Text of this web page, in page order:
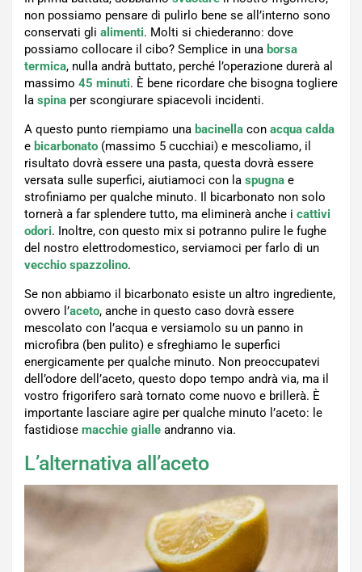
non possiamo pensare di pulirlo bene se all’interno sono
conservati gli alimenti. Molti si chiederanno: dove
possiamo collocare il cibo? Semplice in una borsa
termica, nulla andrà buttato, perché l’operazione durerà al
massimo 45 minuti. È bene ricordare che bisogna togliere
la spina per scongiurare spiacevoli incidenti.
A questo punto riempiamo una bacinella con acqua calda
e bicarbonato (massimo 5 cucchiai) e mescoliamo, il
risultato dovrà essere una pasta, questa dovrà essere
versata sulle superfici, aiutiamoci con la spugna e
strofiniamo per qualche minuto. Il bicarbonato non solo
tornerà a far splendere tutto, ma eliminerà anche i cattivi
odori. Inoltre, con questo mix si potranno pulire le fughe
del nostro elettrodomestico, serviamoci per farlo di un
vecchio spazzolino.
Se non abbiamo il bicarbonato esiste un altro ingrediente,
ovvero l’aceto, anche in questo caso dovrà essere
mescolato con l’acqua e versiamolo su un panno in
microfibra (ben pulito) e sfreghiamo le superfici
energicamente per qualche minuto. Non preoccupatevi
dell’odore dell’aceto, questo dopo tempo andrà via, ma il
vostro frigorifero sarà tornato come nuovo e brillerà. È
importante lasciare agire per qualche minuto l’aceto: le
fastidiose macchie gialle andranno via.
L’alternativa all’aceto